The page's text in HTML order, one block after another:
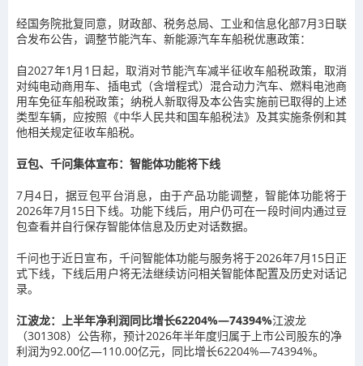
经国务院批复同意，财政部、税务总局、工业和信息化部7月3日联
合发布公告，调整节能汽车、新能源汽车车船税优惠政策：
自2027年1月1日起，取消对节能汽车减半征收车船税政策，取消
对纯电动商用车、插电式（含增程式）混合动力汽车、燃料电池商
用车免征车船税政策；纳税人新取得及本公告实施前已取得的上述
类型车辆，应按照《中华人民共和国车船税法》及其实施条例和其
他相关规定征收车船税。
豆包、千问集体宣布：智能体功能将下线
7月4日，据豆包平台消息，由于产品功能调整，智能体功能将于
2026年7月15日下线。功能下线后，用户仍可在一段时间内通过豆
包查看并自行保存智能体信息及历史对话数据。
千问也于近日宣布，千问智能体功能与服务将于2026年7月15日正
式下线，下线后用户将无法继续访问相关智能体配置及历史对话记
录。
江波龙：上半年净利润同比增长62204%—74394%江波龙
（301308）公告称，预计2026年半年度归属于上市公司股东的净
利润为92.00亿—110.00亿元，同比增长62204%—74394%。